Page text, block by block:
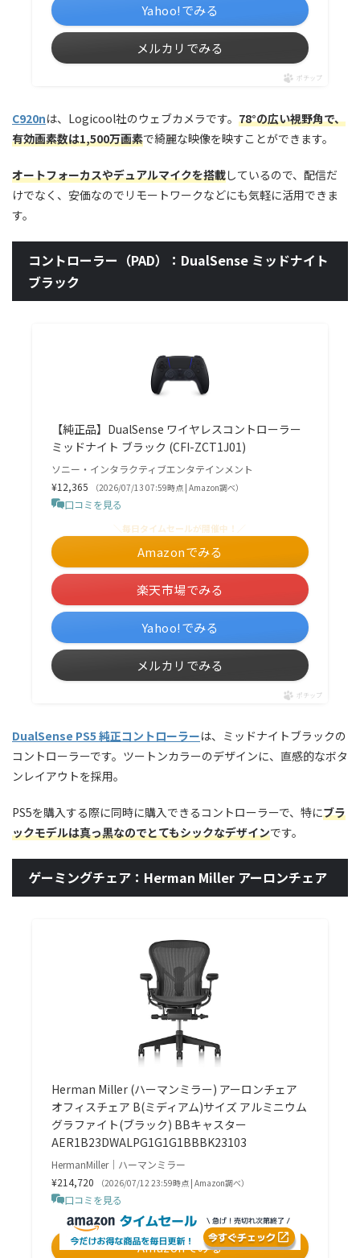
Yahoo!でみる
メルカリでみる
ポチップ
C920nは、Logicool社のウェブカメラです。 78°の広い視野角で、
有効画素数は1,500万画素で綺麗な映像を映すことができます。
オートフォーカスやデュアルマイクを搭載しているので、配信だ
けでなく、安価なのでリモートワークなどにも気軽に活用できま
す。
コントローラー（PAD）：DualSense ミッドナイト
ブラック
【純正品】DualSense ワイヤレスコントローラー
ミッドナイト ブラック (CFI-ZCT1J01)
ソニー・インタラクティブエンタテインメント
¥12,365
（2026/07/13 07:59時点 | Amazon調べ）
口コミを見る
＼毎日タイムセールが開催中！／
Amazonでみる
楽天市場でみる
Yahoo!でみる
メルカリでみる
ポチップ
DualSense PS5 純正コントローラーは、ミッドナイトブラックの
コントローラーです。ツートンカラーのデザインに、直感的なボタ
ンレイアウトを採用。
PS5を購入する際に同時に購入できるコントローラーで、特にブラ
ックモデルは真っ黒なのでとてもシックなデザインです。
ゲーミングチェア：Herman Miller アーロンチェア
Herman Miller (ハーマンミラー) アーロンチェア
オフィスチェア B(ミディアム)サイズ アルミニウム
グラファイト(ブラック) BBキャスター
AER1B23DWALPG1G1G1BBBK23103
HermanMiller｜ハーマンミラー
¥214,720
（2026/07/12 23:59時点 | Amazon調べ）
口コミを見る
＼毎日タイムセールが開催中！／
Amazonでみる